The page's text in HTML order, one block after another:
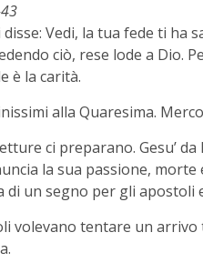
disse: Vedi, la tua fede ti ha
ciò, rese lode a Dio.
è la carità.
alla Quaresima.
ci preparano. Gesu’
la sua passione,
di un segno per gli apostoli
volevano tentare un arrivo